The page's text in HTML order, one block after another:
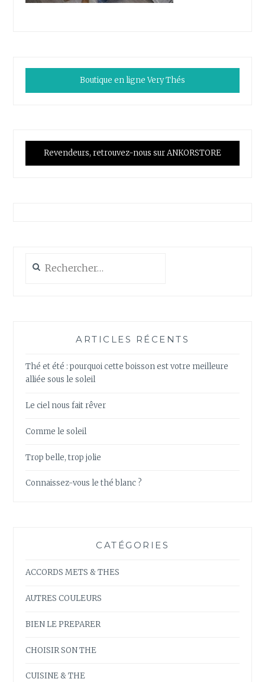
Boutique en ligne Very Thés
Revendeurs, retrouvez-nous sur ANKORSTORE
ARTICLES RÉCENTS
Thé et été : pourquoi cette boisson est votre meilleure
alliée sous le soleil
Le ciel nous fait rêver
Comme le soleil
Trop belle, trop jolie
Connaissez-vous le thé blanc ?
CATÉGORIES
ACCORDS METS & THES
AUTRES COULEURS
BIEN LE PREPARER
CHOISIR SON THE
CUISINE & THE